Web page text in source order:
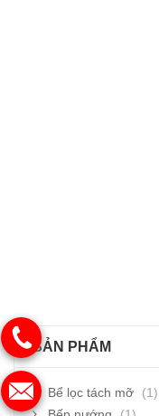
SẢN PHẨM
Bể lọc tách mỡ
(1)